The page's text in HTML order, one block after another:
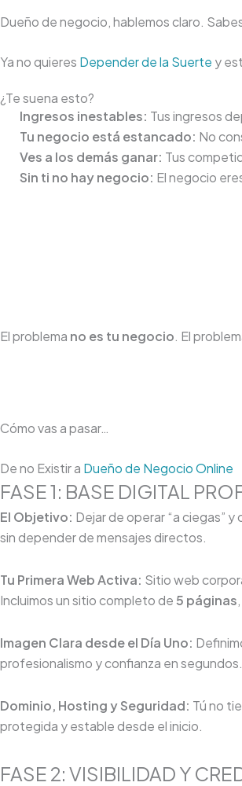
Dueño de negocio, hablemos claro.
Ya no quieres Depender de la Suerte y
¿Te suena esto?
Ingresos inestables: Tus ingresos
Tu negocio está estancado: No
Ves a los demás ganar: Tus
Sin ti no hay negocio: El negocio
El problema no es tu negocio. El
Cómo vas a pasar…
De no Existir a Dueño de Negocio Online
FASE 1: BASE DIGITAL
El Objetivo: Dejar de operar “a ciegas”
sin depender de mensajes directos.
Tu Primera Web Activa: Sitio web
Incluimos un sitio completo de5 páginas
Imagen Clara desde el Día Uno:
profesionalismo y confianza en segundos.
Dominio, Hosting y Seguridad: Tú no
protegida y estable desde el inicio.
FASE 2: VISIBILIDAD Y